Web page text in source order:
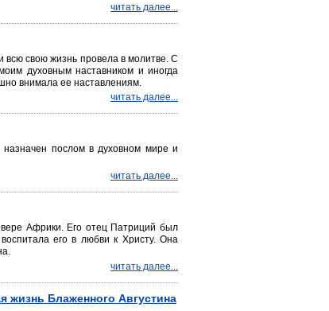
читать далее...
всю свою жизнь провела в молитве. С
духовным наставником и иногда
внимала ее наставлениям.
читать далее...
послом в духовном мире и
читать далее...
Африки. Его отец Патриций был
его в любви к Христу. Она
читать далее...
жизнь Блаженного Августина